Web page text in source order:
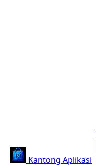
Kantong Aplikasi